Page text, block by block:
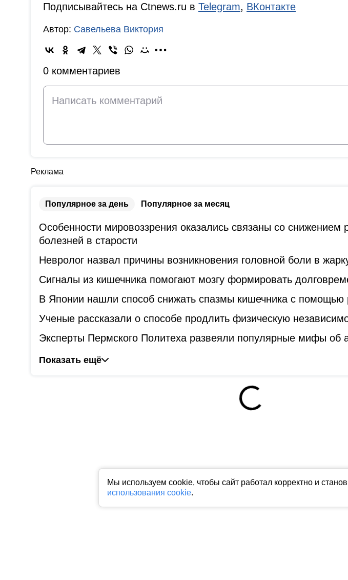
Мы используем cookie, чтобы сайт работал корректно и
использования cookie.
Подписывайтесь на Ctnews.ru в Telegram, ВКонтакте
Автор: Савельева Виктория
0 комментариев
Реклама
Популярное за день Популярное за месяц
Особенности мировоззрения оказались связаны со снижением
болезней в старости
Невролог назвал причины возникновения головной боли в
Сигналы из кишечника помогают мозгу формировать
В Японии нашли способ снижать спазмы кишечника с помощью
Ученые рассказали о способе продлить физическую
Эксперты Пермского Политеха развеяли популярные мифы об
Показать ещё